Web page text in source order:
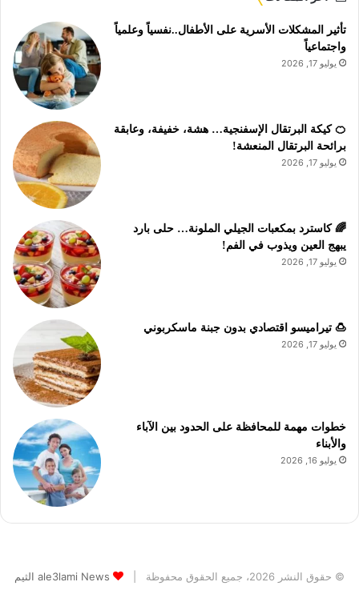
تأثير المشكلات الأسرية على الأطفال..نفسياً وعلمياً
واجتماعياً
يوليو 17, 2026
🍊 كيكة البرتقال الإسفنجية… هشة، خفيفة، وعابقة
برائحة البرتقال المنعشة!
يوليو 17, 2026
🌈 كاسترد بمكعبات الجيلي الملونة… حلى بارد
يبهج العين ويذوب في الفم!
يوليو 17, 2026
🍮 تيراميسو اقتصادي بدون جبنة ماسكربوني
يوليو 17, 2026
خطوات مهمة للمحافظة على الحدود بين الآباء
والأبناء
يوليو 16, 2026
© حقوق النشر 2026، جميع الحقوق محفوظة | ale3lami News الثيم